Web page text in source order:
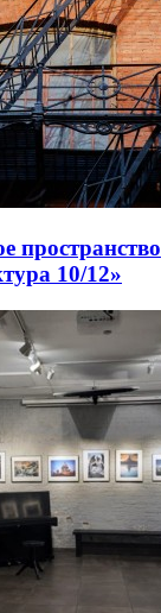
пространство
10/12»